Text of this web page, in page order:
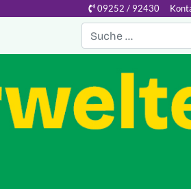
09252 / 92430